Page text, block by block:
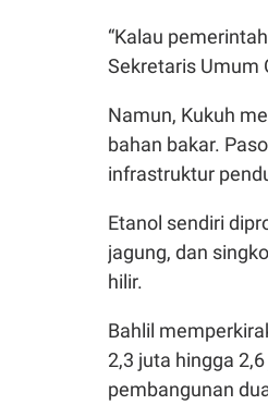
“Kalau
Sekretaris Umum
Namun, Kukuh
bahan bakar.
infrastruktur
Etanol sendiri
jagung, dan
hilir.
Bahlil
2,3 juta hingga
pembangunan